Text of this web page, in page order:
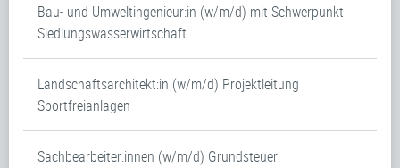
Bau- und Umweltingenieur:in (w/m/d) mit Schwerpunkt
Siedlungswasserwirtschaft
Landschaftsarchitekt:in (w/m/d) Projektleitung
Sportfreianlagen
Sachbearbeiter:innen (w/m/d) Grundsteuer